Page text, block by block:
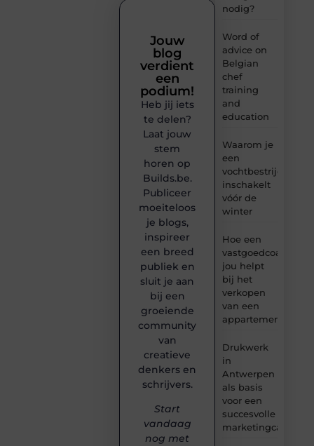
nodig?
Word of
advice on
Belgian
chef
training
and
education
Waarom je
een
inschakelt
vóór de
winter
Hoe een
vastgoedcoach
jou helpt
bij het
verkopen
van een
appartement
Drukwerk
in
Antwerpen
als basis
voor een
succesvolle
Jouw
blog
verdient
een
podium!
Heb jij iets
te delen?
Laat jouw
stem
horen op
Builds.be.
Publiceer
moeiteloos
je blogs,
inspireer
een breed
publiek en
sluit je aan
bij een
groeiende
community
van
creatieve
denkers en
schrijvers.
Start
vandaag
nog met